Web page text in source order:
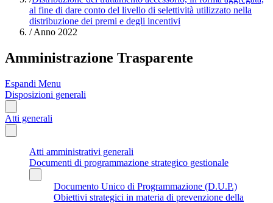
al fine di dare conto del livello di selettività utilizzato nella
distribuzione dei premi e degli incentivi
/Anno 2022
Amministrazione Trasparente
Espandi Menu
Disposizioni generali
Atti generali
Atti amministrativi generali
Documenti di programmazione strategico gestionale
Documento Unico di Programmazione (D.U.P.)
Obiettivi strategici in materia di prevenzione della